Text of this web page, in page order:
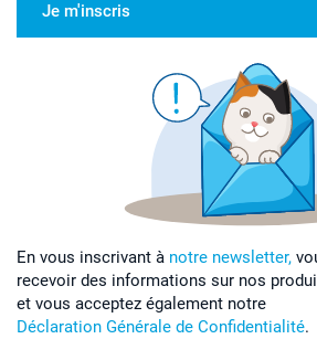
Je m'inscris
En vous inscrivant à notre newsletter,
recevoir des informations sur nos
et vous acceptez également notre
Déclaration Générale de Confidentialité.